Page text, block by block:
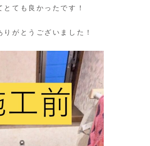
ても良かったです！
りがとうございました！